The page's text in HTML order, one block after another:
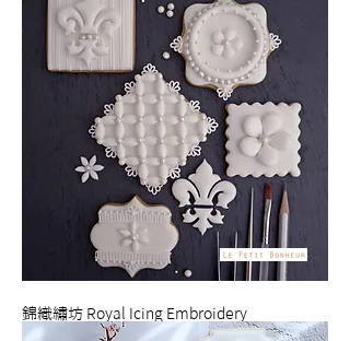
錦織繡坊 Royal Icing Embroidery